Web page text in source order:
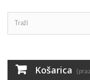
Košarica